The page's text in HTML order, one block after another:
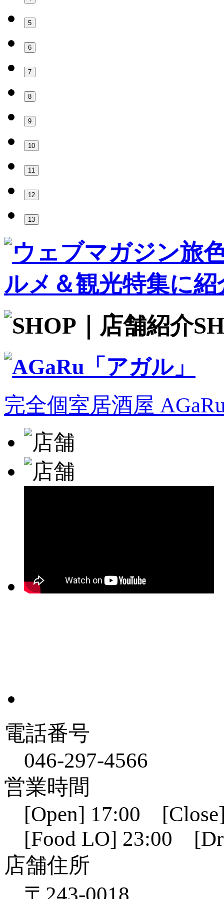
5
6
7
8
9
10
11
12
13
完全個室居酒屋
電話番号
046-297-4566
営業時間
[Open] 17:00
[Food LO] 23:00
店舗住所